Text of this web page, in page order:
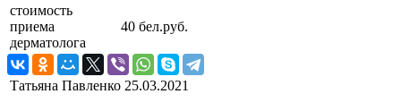
стоимость
приема
дерматолога
40 бел.руб.
Татьяна Павленко 25.03.2021